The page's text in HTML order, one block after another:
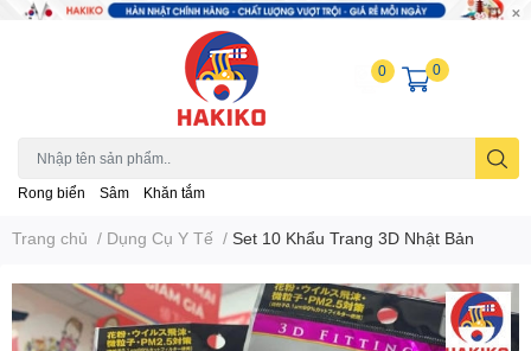
Rong biển Sâm Khăn tắm
0 0
Trang chủ / Dụng Cụ Y Tế / Set 10 Khẩu Trang 3D Nhật Bản